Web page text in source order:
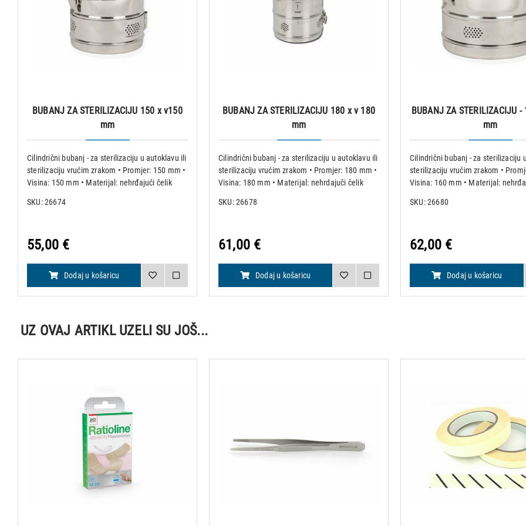
BUBANJ ZA STERILIZACIJU 150 x v150
mm
Cilindrični bubanj - za sterilizaciju u autoklavu ili
sterilizaciju vrućim zrakom • Promjer: 150 mm •
Visina: 150 mm • Materijal: nehrđajući čelik
pamučni zavoji itd.) i za održavanj
SKU: 26674
55,00 €
Dodaj u košaricu
BUBANJ ZA STERILIZACIJU 180 x v 180
mm
Cilindrični bubanj - za sterilizaciju u autoklavu ili
sterilizaciju vrućim zrakom • Promjer: 180 mm •
Visina: 180 mm • Materijal: nehrdajuči čelik
pamučni zavoji itd.) i za održavanje s
SKU: 26678
61,00 €
Dodaj u košaricu
BUBANJ ZA STERILIZACIJU
mm
Cilindrični bubanj - za sterilizaciju
sterilizaciju vrućim zrakom •
Visina: 160 mm • Materijal:
pamučni zavoji itd.) i za
SKU: 26680
62,00 €
Dodaj u košaricu
UZ OVAJ ARTIKL UZELI SU JOŠ...